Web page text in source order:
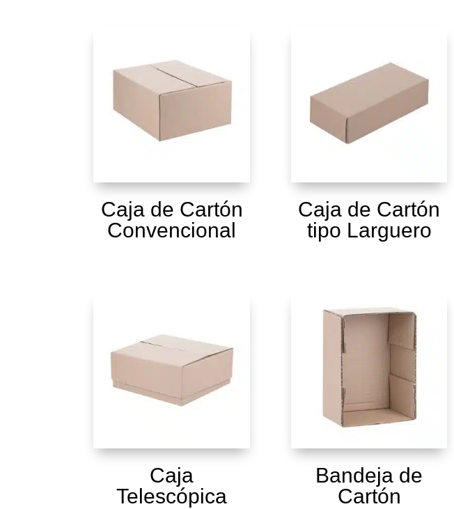
Caja de Cartón
Convencional
Caja de Cartón
tipo Larguero
Caja
Telescópica
Bandeja de
Cartón